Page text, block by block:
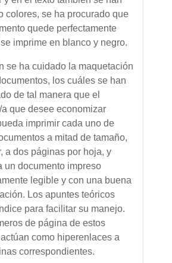
colores, se ha procurado que
quede perfectamente
imprime en blanco y negro.
se ha cuidado la maquetación
los cuáles se han
de tal manera que el
que desee economizar
imprimir cada uno de
a mitad de tamaño,
a dos páginas por hoja, y
un documento impreso
legible y con una buena
Los apuntes teóricos
para facilitar su manejo.
de página de estos
como hiperenlaces a
correspondientes.